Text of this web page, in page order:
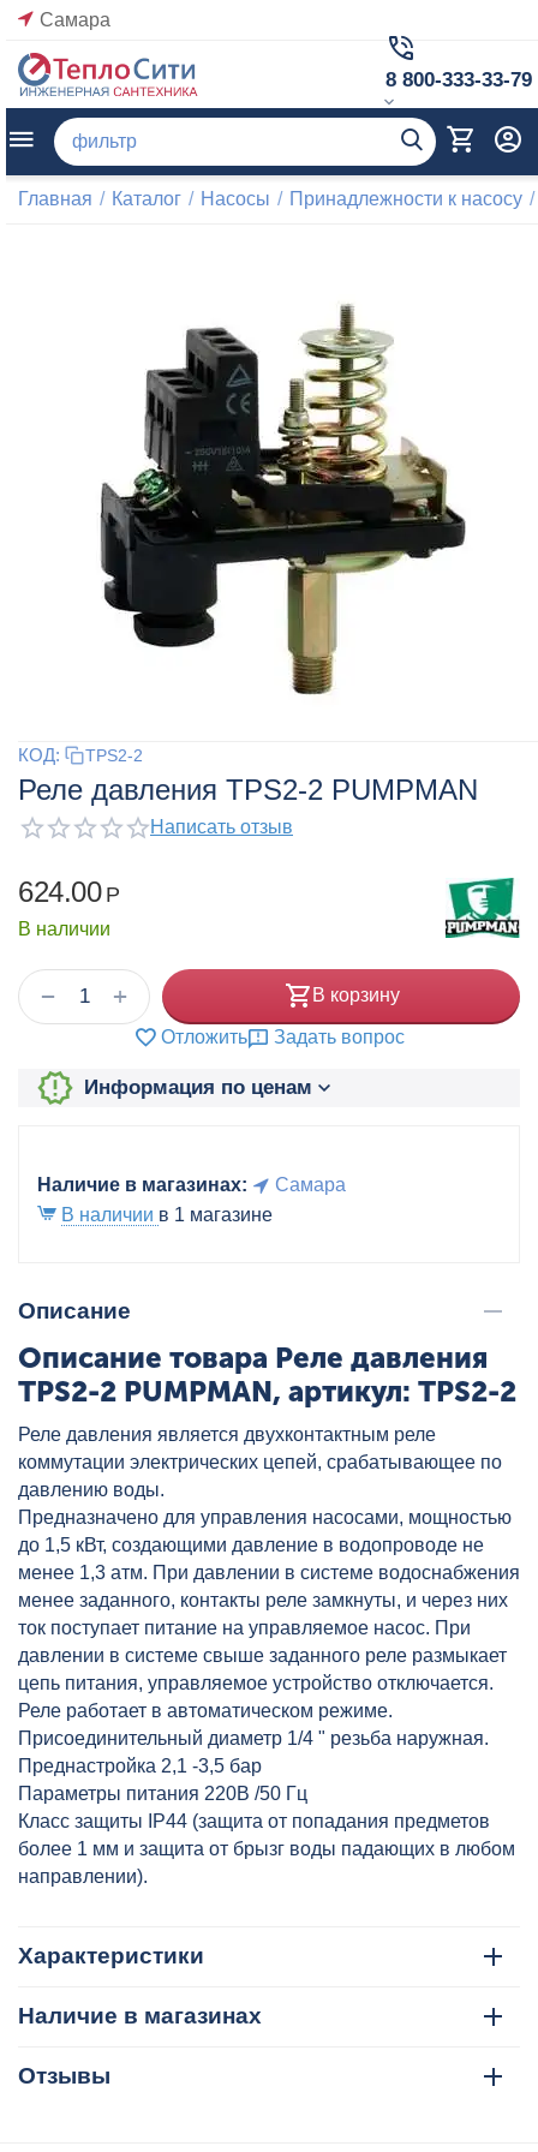
Самара
8 800-333-33-79
Главная / Каталог / Насосы / Принадлежности к насосу /
КОД: TPS2-2
Реле давления TPS2-2 PUMPMAN
Написать отзыв
624.00 Р
В наличии
+
− В корзину
Отложить Задать вопрос
Информация по ценам
Наличие в магазинах:
Самара
В наличии в 1 магазине
Описание
Описание товара Реле давления
TPS2-2 PUMPMAN, артикул: TPS2-2
Реле давления является двухконтактным реле
коммутации электрических цепей, срабатывающее по
давлению воды.
Предназначено для управления насосами, мощностью
до 1,5 кВт, создающими давление в водопроводе не
менее 1,3 атм. При давлении в системе водоснабжения
менее заданного, контакты реле замкнуты, и через них
ток поступает питание на управляемое насос. При
давлении в системе свыше заданного реле размыкает
цепь питания, управляемое устройство отключается.
Реле работает в автоматическом режиме.
Присоединительный диаметр 1/4 " резьба наружная.
Преднастройка 2,1 -3,5 бар
Параметры питания 220В /50 Гц
Класс защиты IP44 (защита от попадания предметов
более 1 мм и защита от брызг воды падающих в любом
направлении).
Характеристики
Наличие в магазинах
Отзывы